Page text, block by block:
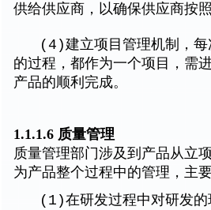
供给供应商，以确保供应商按
(4)建立项目管理机制，每
的过程，都作为一个项目，需
产品的顺利完成。
1.1.1.6 质量管理
质量管理部门涉及到产品从立
为产品整个过程中的管理，主
(1)在研发过程中对研发